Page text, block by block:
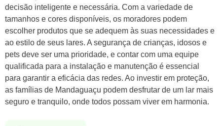
decisão inteligente e necessária. Com a variedade de
tamanhos e cores disponíveis, os moradores podem
escolher produtos que se adequem às suas necessidades e
ao estilo de seus lares. A segurança de crianças, idosos e
pets deve ser uma prioridade, e contar com uma equipe
qualificada para a instalação e manutenção é essencial
para garantir a eficácia das redes. Ao investir em proteção,
as famílias de Mandaguaçu podem desfrutar de um lar mais
seguro e tranquilo, onde todos possam viver em harmonia.